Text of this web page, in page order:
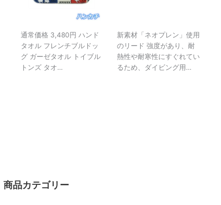
商品カテゴリー
通常価格 3,480円 ハンド
タオル フレンチブルドッ
グ ガーゼタオル トイブル
トンズ タオ…
新素材「ネオプレン」使用
のリード 強度があり、耐
熱性や耐寒性にすぐれてい
るため、ダイビング用…